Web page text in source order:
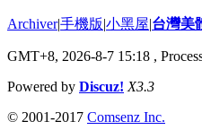
Archiver|手機版|小黑屋|台灣美
GMT+8, 2026-8-7 15:18 ,
Powered by Discuz! X3.3
© 2001-2017 Comsenz Inc.